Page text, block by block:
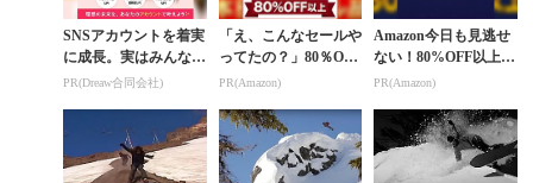
SNSアカウントを着実
に成長。実はみんなコ
コ使ってます。
PR(Dreaw合同会社)
「え、こんなセールや
ってたの？」80％OFF
以上が続々登場！Am
PR(Amazon)
Amazon今日も見逃せ
ない！80%OFF以上が
続々登場
PR(Amazon)